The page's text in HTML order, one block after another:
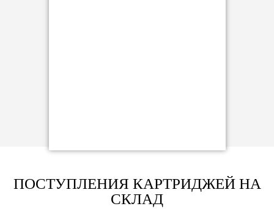
ПОСТУПЛЕНИЯ КАРТРИДЖЕЙ НА
СКЛАД